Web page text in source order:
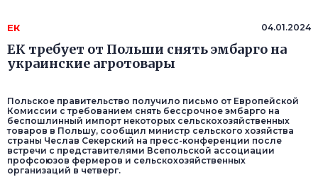
ЕК 04.01.2024
ЕК требует от Польши снять эмбарго на
украинские агротовары
Польское правительство получило письмо от Европейской
Комиссии с требованием снять бессрочное эмбарго на
беспошлинный импорт некоторых сельскохозяйственных
товаров в Польшу, сообщил министр сельского хозяйства
страны Чеслав Секерский на пресс-конференции после
встречи с представителями Всепольской ассоциации
профсоюзов фермеров и сельскохозяйственных
организаций в четверг.